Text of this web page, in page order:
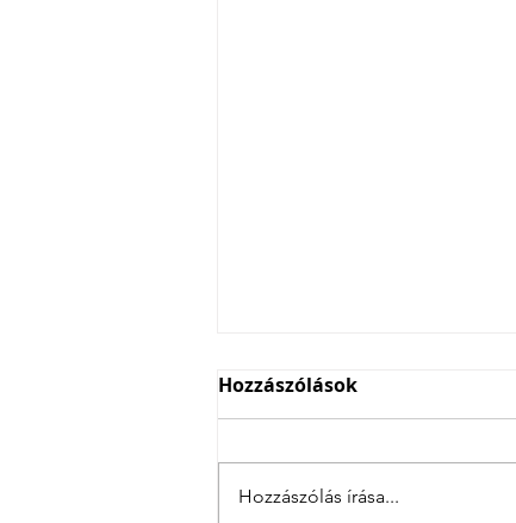
Hozzászólások
Hozzászólás írása...